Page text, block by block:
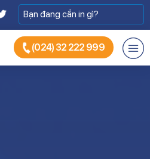
(024) 32 222 999